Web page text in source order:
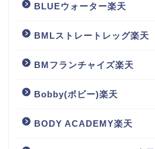
BLUEウォーター楽天
BMLストレートレッグ楽天
BMフランチャイズ楽天
Bobby(ボビー)楽天
BODY ACADEMY楽天